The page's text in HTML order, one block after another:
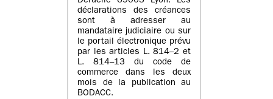
déclarations des créances
sont à adresser au
mandataire judiciaire ou sur
le portail électronique prévu
par les articles L. 814–2 et
L. 814–13 du code de
commerce dans les deux
mois de la publication au
BODACC.